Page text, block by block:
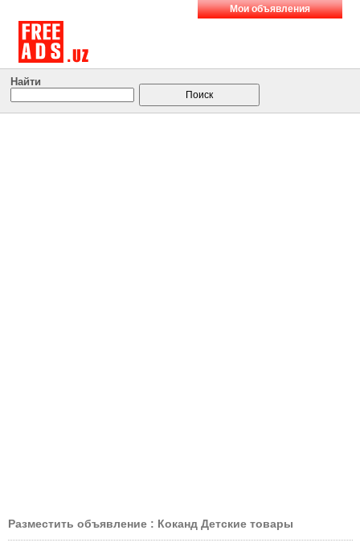
Мои объявления
Найти
Разместить объявление : Коканд Детские товары